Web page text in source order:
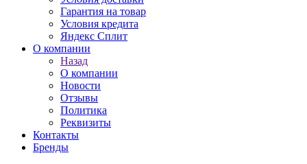
Гарантия на товар
Условия кредита
Яндекс Сплит
О компании
Назад
О компании
Новости
Отзывы
Политика
Реквизиты
Контакты
Бренды